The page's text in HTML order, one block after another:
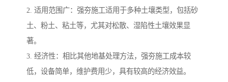
2. 适用范围广：强夯施工适用于多种土壤类型，包括砂
土、粉土、粘土等，尤其对松散、湿陷性土壤效果显
著。
3. 经济性：相比其他地基处理方法，强夯施工成本较
低，设备简单，维护费用少，具有较高的经济效益。